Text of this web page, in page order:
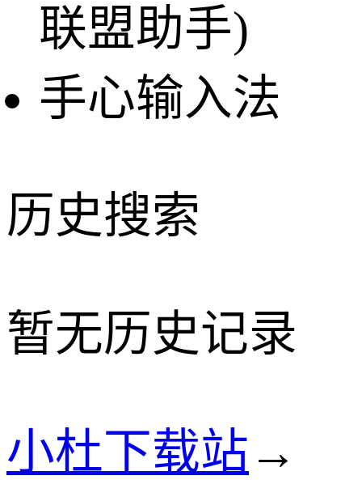
联盟助手)
手心输入法
历史搜索
暂无历史记录
小杜下载站 →